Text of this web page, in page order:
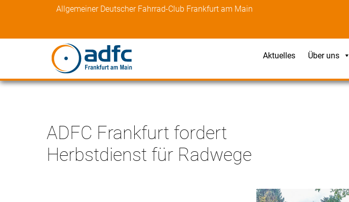
Allgemeiner Deutscher Fahrrad-Club Frankfurt am Main
Aktuelles Über uns
ADFC Frankfurt ­fordert
Herbstdienst für Radwege